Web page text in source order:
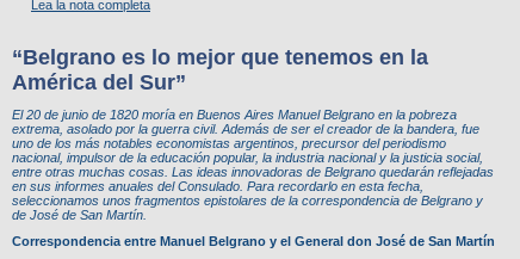
Lea la nota completa
“Belgrano es lo mejor que tenemos en la
América del Sur”
El 20 de junio de 1820 moría en Buenos Aires Manuel Belgrano en la pobreza
extrema, asolado por la guerra civil. Además de ser el creador de la bandera, fue
uno de los más notables economistas argentinos, precursor del periodismo
nacional, impulsor de la educación popular, la industria nacional y la justicia social,
entre otras muchas cosas. Las ideas innovadoras de Belgrano quedarán reflejadas
en sus informes anuales del Consulado. Para recordarlo en esta fecha,
seleccionamos unos fragmentos epistolares de la correspondencia de Belgrano y
de José de San Martín.
Correspondencia entre Manuel Belgrano y el General don José de San Martín